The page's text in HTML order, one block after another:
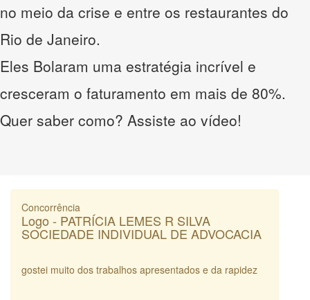
no meio da crise e entre os restaurantes do
Rio de Janeiro.
Eles Bolaram uma estratégia incrível e
cresceram o faturamento em mais de 80%.
Quer saber como? Assiste ao vídeo!
Concorrência
Logo - PATRÍCIA LEMES R SILVA
SOCIEDADE INDIVIDUAL DE ADVOCACIA
gostei muito dos trabalhos apresentados e da rapidez